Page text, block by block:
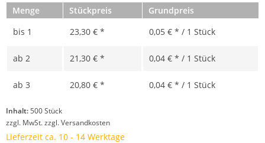
Menge Stückpreis
Grundpreis
bis 1 23,30 € * 0,05 € * / 1 Stück
ab 2 21,30 € * 0,04 € * / 1 Stück
ab 3 20,80 € * 0,04 € * / 1 Stück
Inhalt:500 Stück
zzgl. MwSt.zzgl. Versandkosten
Lieferzeit ca. 10 - 14 Werktage